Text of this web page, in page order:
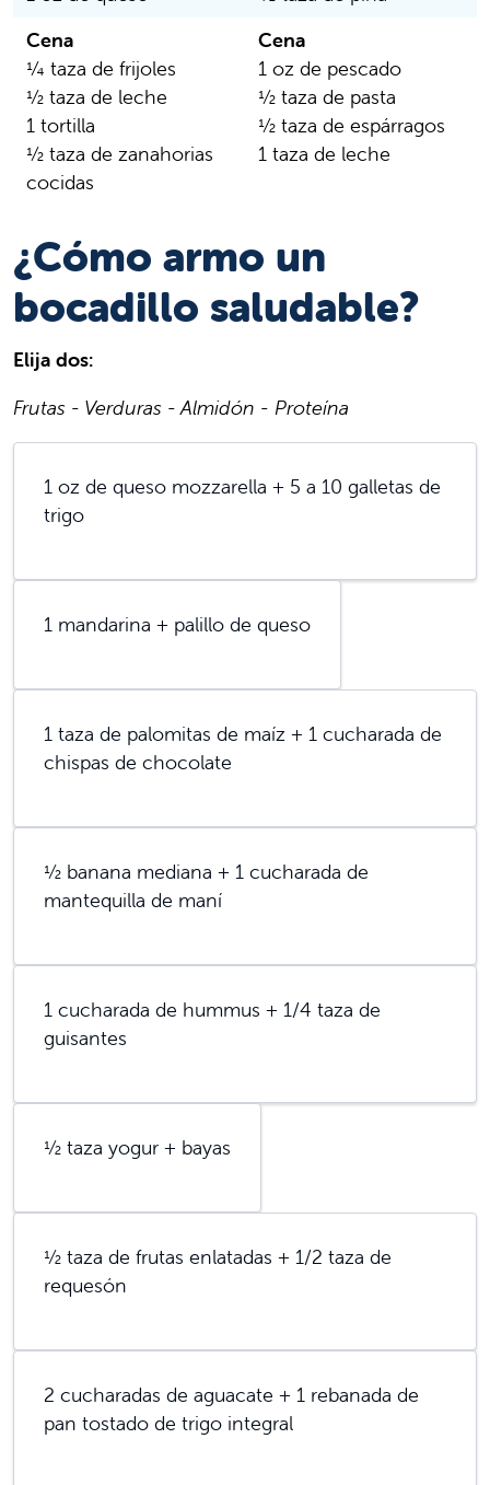
Cena
¼ taza de frijoles
½ taza de leche
1 tortilla
½ taza de zanahorias
cocidas
Cena
1 oz de pescado
½ taza de pasta
½ taza de espárragos
1 taza de leche
¿Cómo armo un
bocadillo saludable?
Elija dos:
Frutas - Verduras - Almidón - Proteína
1 oz de queso mozzarella + 5 a 10 galletas de
trigo
1 mandarina + palillo de queso
1 taza de palomitas de maíz + 1 cucharada de
chispas de chocolate
½ banana mediana + 1 cucharada de
mantequilla de maní
1 cucharada de hummus + 1/4 taza de
guisantes
½ taza yogur + bayas
½ taza de frutas enlatadas + 1/2 taza de
requesón
2 cucharadas de aguacate + 1 rebanada de
pan tostado de trigo integral